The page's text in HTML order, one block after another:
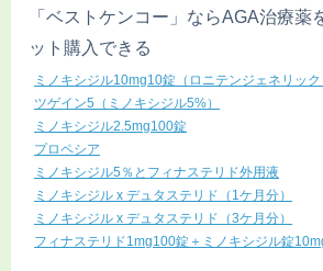
「ベストケンコー」ならAGA治療薬
ット購入できる
ミノキシジル10mg10錠（ロニテンジェネリック
ツゲイン5（ミノキシジル5%）
ミノキシジル2.5mg100錠
プロペシア
ミノキシジル5％とフィナステリド外用液
ミノキシジル x デュタステリド（1ケ月分）
ミノキシジル x デュタステリド（3ケ月分）
フィナステリド1mg100錠＋ミノキシジル錠